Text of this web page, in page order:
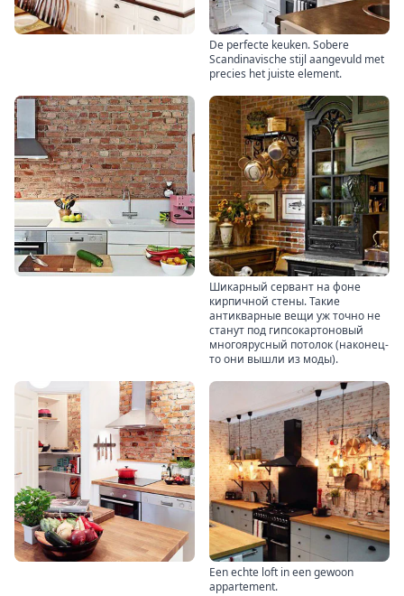
De perfecte keuken. Sobere
Scandinavische stijl aangevuld met
precies het juiste element.
Шикарный сервант на фоне
кирпичной стены. Такие
антикварные вещи уж точно не
станут под гипсокартоновый
многоярусный потолок (наконец-
то они вышли из моды).
Een echte loft in een gewoon
appartement.